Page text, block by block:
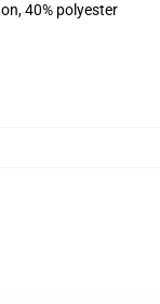
40% polyester